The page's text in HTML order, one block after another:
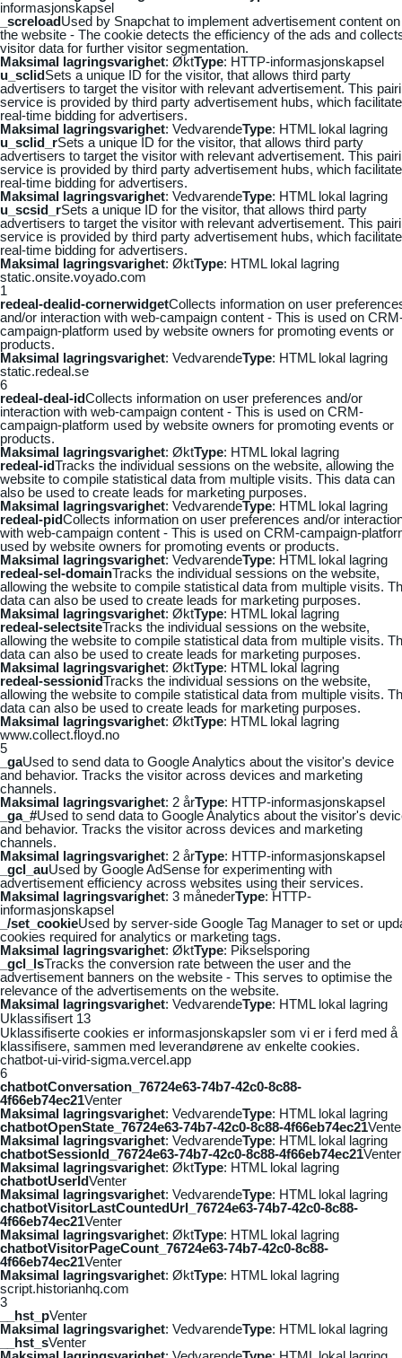
informasjonskapsel
_screloadUsed by Snapchat to implement advertisement content on
the website - The cookie detects the efficiency of the ads and
visitor data for further visitor segmentation.
Maksimal lagringsvarighet: ØktType: HTTP-informasjonskapsel
u_sclidSets a unique ID for the visitor, that allows third party
advertisers to target the visitor with relevant advertisement. This
service is provided by third party advertisement hubs, which
real-time bidding for advertisers.
Maksimal lagringsvarighet: VedvarendeType: HTML lokal lagring
u_sclid_rSets a unique ID for the visitor, that allows third party
advertisers to target the visitor with relevant advertisement. This
service is provided by third party advertisement hubs, which
real-time bidding for advertisers.
Maksimal lagringsvarighet: VedvarendeType: HTML lokal lagring
u_scsid_rSets a unique ID for the visitor, that allows third party
advertisers to target the visitor with relevant advertisement. This
service is provided by third party advertisement hubs, which
real-time bidding for advertisers.
Maksimal lagringsvarighet: ØktType: HTML lokal lagring
static.onsite.voyado.com
1
redeal-dealid-cornerwidgetCollects information on user
and/or interaction with web-campaign content - This is used on
campaign-platform used by website owners for promoting events or
products.
Maksimal lagringsvarighet: VedvarendeType: HTML lokal lagring
static.redeal.se
6
redeal-deal-idCollects information on user preferences and/or
interaction with web-campaign content - This is used on CRM-
campaign-platform used by website owners for promoting events or
products.
Maksimal lagringsvarighet: ØktType: HTML lokal lagring
redeal-idTracks the individual sessions on the website, allowing the
website to compile statistical data from multiple visits. This data can
also be used to create leads for marketing purposes.
Maksimal lagringsvarighet: VedvarendeType: HTML lokal lagring
redeal-pidCollects information on user preferences and/or
with web-campaign content - This is used on CRM-campaign-
used by website owners for promoting events or products.
Maksimal lagringsvarighet: VedvarendeType: HTML lokal lagring
redeal-sel-domainTracks the individual sessions on the website,
allowing the website to compile statistical data from multiple visits.
data can also be used to create leads for marketing purposes.
Maksimal lagringsvarighet: ØktType: HTML lokal lagring
redeal-selectsiteTracks the individual sessions on the website,
allowing the website to compile statistical data from multiple visits.
data can also be used to create leads for marketing purposes.
Maksimal lagringsvarighet: ØktType: HTML lokal lagring
redeal-sessionidTracks the individual sessions on the website,
allowing the website to compile statistical data from multiple visits.
data can also be used to create leads for marketing purposes.
Maksimal lagringsvarighet: ØktType: HTML lokal lagring
www.collect.floyd.no
5
_gaUsed to send data to Google Analytics about the visitor's device
and behavior. Tracks the visitor across devices and marketing
channels.
Maksimal lagringsvarighet: 2 årType: HTTP-informasjonskapsel
_ga_#Used to send data to Google Analytics about the visitor's
and behavior. Tracks the visitor across devices and marketing
channels.
Maksimal lagringsvarighet: 2 årType: HTTP-informasjonskapsel
_gcl_auUsed by Google AdSense for experimenting with
advertisement efficiency across websites using their services.
Maksimal lagringsvarighet: 3 månederType: HTTP-
informasjonskapsel
_/set_cookieUsed by server-side Google Tag Manager to set or
cookies required for analytics or marketing tags.
Maksimal lagringsvarighet: ØktType: Pikselsporing
_gcl_lsTracks the conversion rate between the user and the
advertisement banners on the website - This serves to optimise the
relevance of the advertisements on the website.
Maksimal lagringsvarighet: VedvarendeType: HTML lokal lagring
Uklassifisert 13
Uklassifiserte cookies er informasjonskapsler som vi er i ferd med å
klassifisere, sammen med leverandørene av enkelte cookies.
chatbot-ui-virid-sigma.vercel.app
6
chatbotConversation_76724e63-74b7-42c0-8c88-
4f66eb74ec21Venter
Maksimal lagringsvarighet: VedvarendeType: HTML lokal lagring
chatbotOpenState_76724e63-74b7-42c0-8c88-4f66eb74ec21
Maksimal lagringsvarighet: VedvarendeType: HTML lokal lagring
chatbotSessionId_76724e63-74b7-42c0-8c88-4f66eb74ec21Venter
Maksimal lagringsvarighet: ØktType: HTML lokal lagring
chatbotUserIdVenter
Maksimal lagringsvarighet: VedvarendeType: HTML lokal lagring
chatbotVisitorLastCountedUrl_76724e63-74b7-42c0-8c88-
4f66eb74ec21Venter
Maksimal lagringsvarighet: ØktType: HTML lokal lagring
chatbotVisitorPageCount_76724e63-74b7-42c0-8c88-
4f66eb74ec21Venter
Maksimal lagringsvarighet: ØktType: HTML lokal lagring
script.historianhq.com
3
__hst_pVenter
Maksimal lagringsvarighet: VedvarendeType: HTML lokal lagring
__hst_sVenter